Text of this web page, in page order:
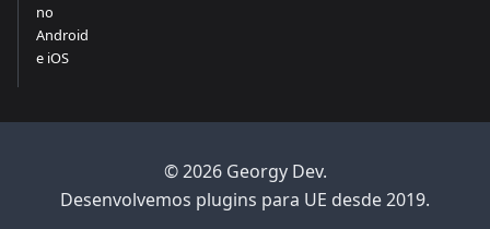
no
Android
e iOS
© 2026 Georgy Dev.
Desenvolvemos plugins para UE desde 2019.